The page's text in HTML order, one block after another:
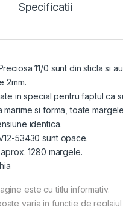
Specificatii
11/0 sunt din sticla si au
2mm.
in special pentru faptul ca
marime si forma, toate
identica.
53430 sunt opace.
1280 margele.
este cu titlu informativ.
varia in functie de reglajul